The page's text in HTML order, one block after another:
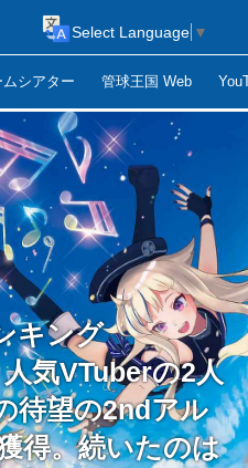
シアター 管球王国 Web
Select Language ▼
キング
気VTuberの2人
待望の2ndアル
得。続いたのは